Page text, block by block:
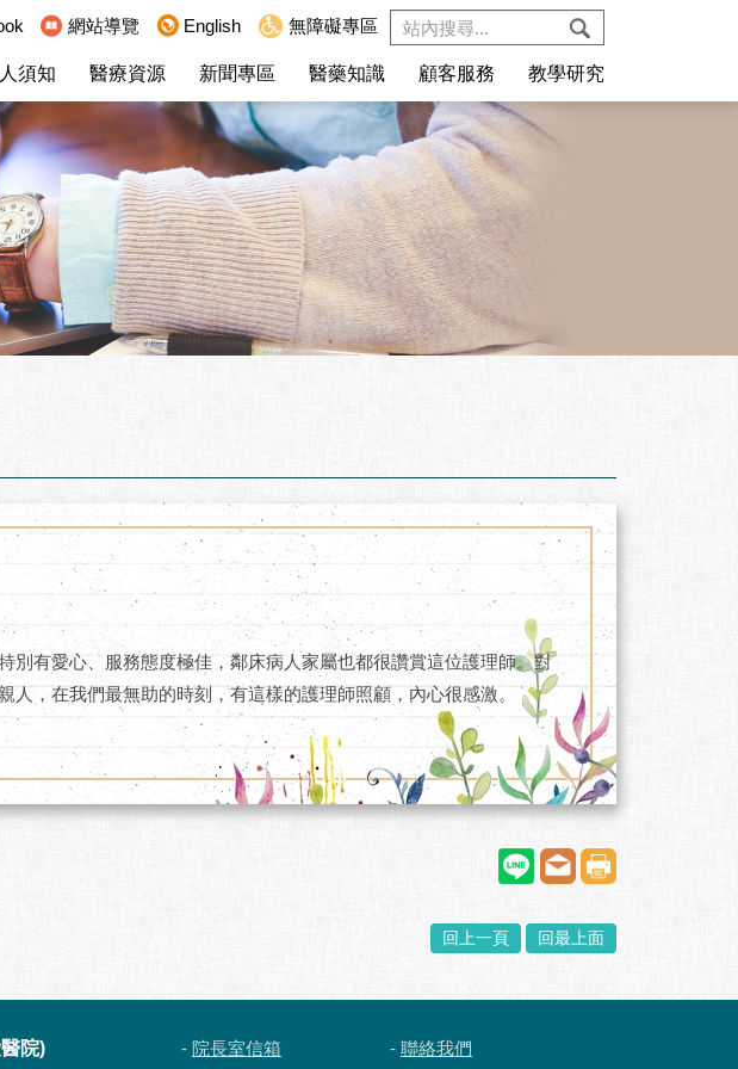
須知 醫療資源 新聞專區 醫藥知識 顧客服務 教學研究
網站導覽 English 無障礙專區
別有愛心、服務態度極佳，鄰床病人家屬也都很讚賞這位護理師。對
人，在我們最無助的時刻，有這樣的護理師照顧，內心很感激。
回上一頁 回最上面
院) - 院長室信箱 - 聯絡我們